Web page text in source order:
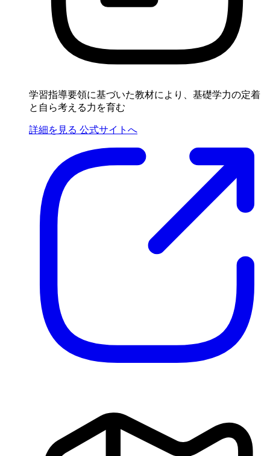
学習指導要領に基づいた教材により、基礎学力の定着
と自ら考える力を育む
詳細を見る 公式サイトへ